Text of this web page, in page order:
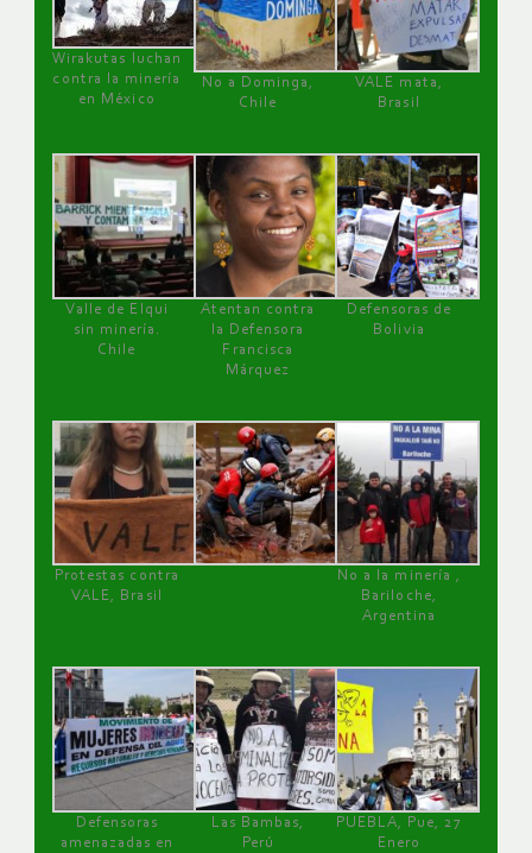
Wirakutas luchan
contra la minería
en México
No a Dominga,
Chile
VALE mata,
Brasil
Valle de Elqui
sin minería.
Chile
Atentan contra
la Defensora
Francisca
Márquez
Defensoras de
Bolivia
Protestas contra
VALE, Brasil
No a la minería ,
Bariloche,
Argentina
Defensoras
amenazadas en
Las Bambas,
Perú
PUEBLA, Pue, 27
Enero